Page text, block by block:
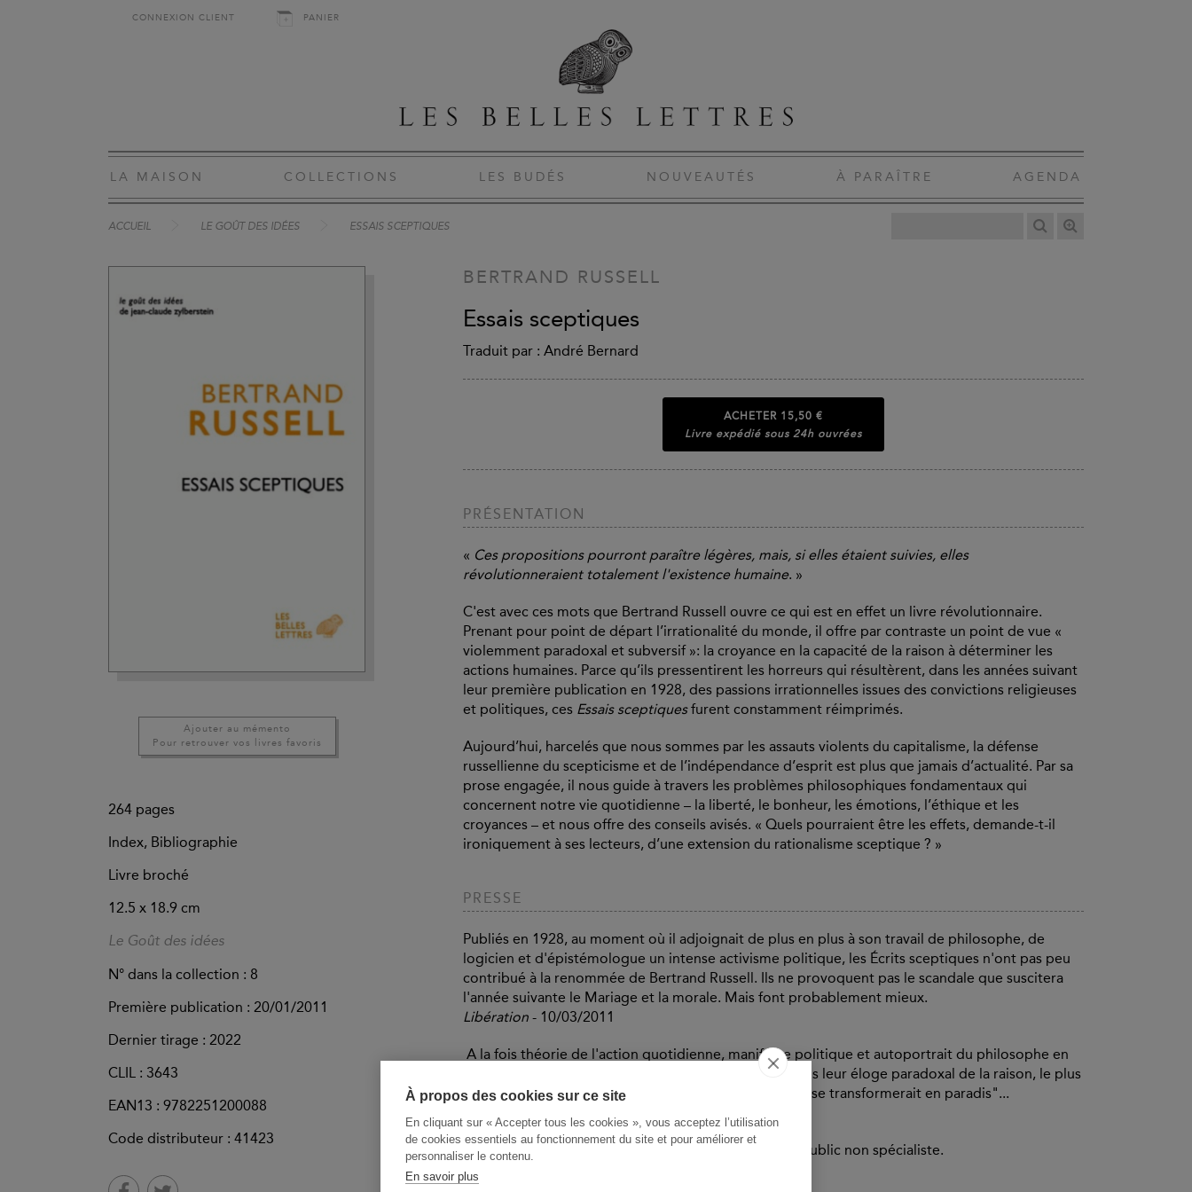
À propos des cookies sur ce site
En cliquant sur « Accepter tous les cookies », vous acceptez l’utilisation
de cookies essentiels au fonctionnement du site et pour améliorer et
personnaliser le contenu.
En savoir plus
CONNEXION CLIENT PANIER
LA MAISON COLLECTIONS LES BUDÉS NOUVEAUTÉS À PARAÎTRE AGENDA
ACCUEIL LE GOÛT DES IDÉES ESSAIS SCEPTIQUES
Ajouter au mémento
Pour retrouver vos livres favoris
264 pages
Index, Bibliographie
Livre broché
12.5 x 18.9 cm
Le Goût des idées
N° dans la collection : 8
Première publication : 20/01/2011
Dernier tirage : 2022
CLIL : 3643
EAN13 : 9782251200088
Code distributeur : 41423
BERTRAND RUSSELL
Essais sceptiques
Traduit par : André Bernard
ACHETER 15,50 €
Livre expédié sous 24h ouvrées
PRÉSENTATION
« Ces propositions pourront paraître légères, mais, si elles étaient suivies, elles
révolutionneraient totalement l'existence humaine. »
C'est avec ces mots que Bertrand Russell ouvre ce qui est en effet un livre révolutionnaire.
Prenant pour point de départ l’irrationalité du monde, il offre par contraste un point de vue «
violemment paradoxal et subversif »: la croyance en la capacité de la raison à déterminer les
actions humaines. Parce qu’ils pressentirent les horreurs qui résultèrent, dans les années suivant
leur première publication en 1928, des passions irrationnelles issues des convictions religieuses
et politiques, ces Essais sceptiquesfurent constamment réimprimés.
Aujourd’hui, harcelés que nous sommes par les assauts violents du capitalisme, la défense
russellienne du scepticisme et de l’indépendance d’esprit est plus que jamais d’actualité. Par sa
prose engagée, il nous guide à travers les problèmes philosophiques fondamentaux qui
concernent notre vie quotidienne – la liberté, le bonheur, les émotions, l’éthique et les
croyances – et nous offre des conseils avisés. « Quels pourraient être les effets, demande-t-il
ironiquement à ses lecteurs, d’une extension du rationalisme sceptique ? »
PRESSE
Publiés en 1928, au moment où il adjoignait de plus en plus à son travail de philosophe, de
logicien et d'épistémologue un intense activisme politique, les Écrits sceptiques n'ont pas peu
contribué à la renommée de Bertrand Russell. Ils ne provoquent pas le scandale que suscitera
l'année suivante le Mariage et la morale. Mais font probablement mieux.
Libération - 10/03/2011
A la fois théorie de l'action quotidienne, manifeste politique et autoportrait du philosophe en
amoureux de la vie, ces dix-sept essais proposent, dans leur éloge paradoxal de la raison, le plus
simple des programmes: si on l'adoptait, "notre Terre se transformerait en paradis"...
... un livre amusant à lire, résolument tourné vers un public non spécialiste.
Le magazine littéraire